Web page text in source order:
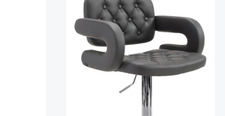
niet beschikbaar.)